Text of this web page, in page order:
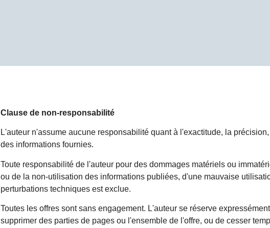
Clause de non-responsabilité
L'auteur n'assume aucune responsabilité quant à l'exactitude, la
des informations fournies.
Toute responsabilité de l'auteur pour des dommages matériels ou
ou de la non-utilisation des informations publiées, d'une mauvaise
perturbations techniques est exclue.
Toutes les offres sont sans engagement. L'auteur se réserve
supprimer des parties de pages ou l'ensemble de l'offre, ou de cesser